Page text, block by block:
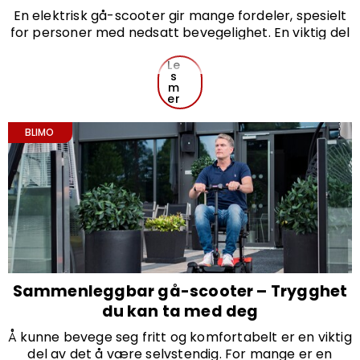
En elektrisk gå-scooter gir mange fordeler, spesielt
for personer med nedsatt bevegelighet. En viktig del
lenge det holder mellom ladingene.
Dette er et vanlig spørsmål blant dem som vurderer
å kjøpe en gå-scooter – eller som allerede bruker
La oss se nærmere på hva du bør vite om batteriet –
og hvordan du kan forlenge levetiden og
rekkevidden.
Le
s
m
er
BLIMO
Sammenleggbar gå-scooter – Trygghet
du kan ta med deg
Å kunne bevege seg fritt og komfortabelt er en viktig
del av det å være selvstendig. For mange er en